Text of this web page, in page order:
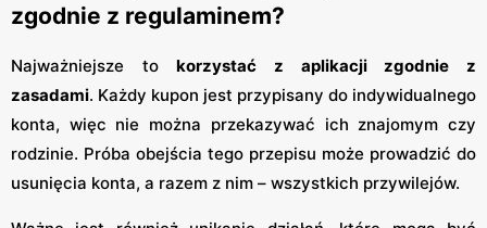
zgodnie z regulaminem?
Najważniejsze tokorzystać z aplikacji zgodnie z
zasadami. Każdy kupon jest przypisany do indywidualnego
konta, więc nie można przekazywać ich znajomym czy
rodzinie. Próba obejścia tego przepisu może prowadzić do
usunięcia konta, a razem z nim – wszystkich przywilejów.